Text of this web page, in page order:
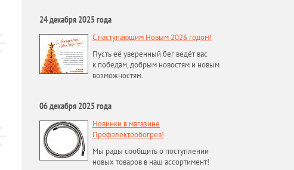
24 декабря 2025 года
С наступающим Новым 2026 годом!
Пусть её уверенный бег ведёт вас
к победам, добрым новостям и новым
возможностям.
06 декабря 2025 года
Новинки в магазине
Профэлектробогрев!
Мы рады сообщить о поступлении
новых товаров в наш ассортимент!